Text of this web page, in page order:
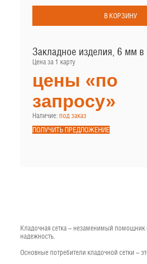
В КОРЗИНУ
Закладное изделия, 6 мм
Цена за 1 карту
цены «по
запросу»
Наличие: под заказ
ПОЛУЧИТЬ ПРЕДЛОЖЕНИЕ
Кладочная сетка – незаменимый помощник
надежность.
Основные потребители кладочной сетки –